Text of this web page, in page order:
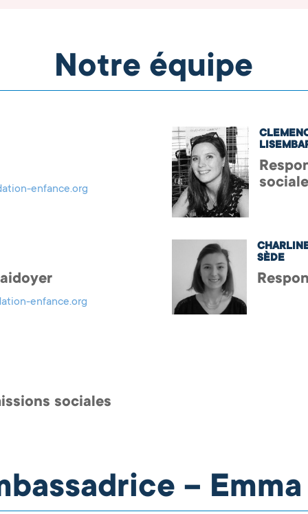
Notre équipe
enfance.org
enfance.org
SÈDE
sociales
– Emma